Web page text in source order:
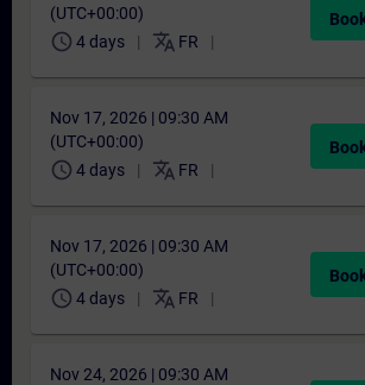
(UTC+00:00)
schedule 4 days translate FR
Nov 17, 2026 | 09:30 AM
(UTC+00:00)
schedule 4 days translate FR
Nov 17, 2026 | 09:30 AM
(UTC+00:00)
schedule 4 days translate FR
Nov 24, 2026 | 09:30 AM